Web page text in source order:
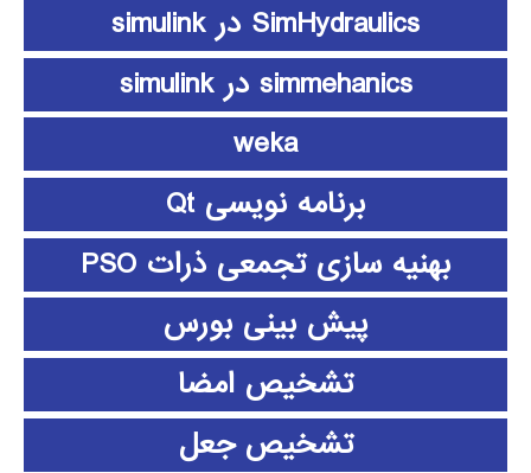
SimHydraulics در simulink
simmehanics در simulink
weka
برنامه نویسی Qt
بهنیه سازی تجمعی ذرات PSO
پیش بینی بورس
تشخیص امضا
تشخیص جعل